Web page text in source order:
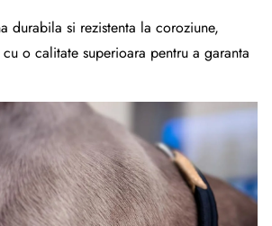
durabila si rezistenta la coroziune,
o calitate superioara pentru a garanta